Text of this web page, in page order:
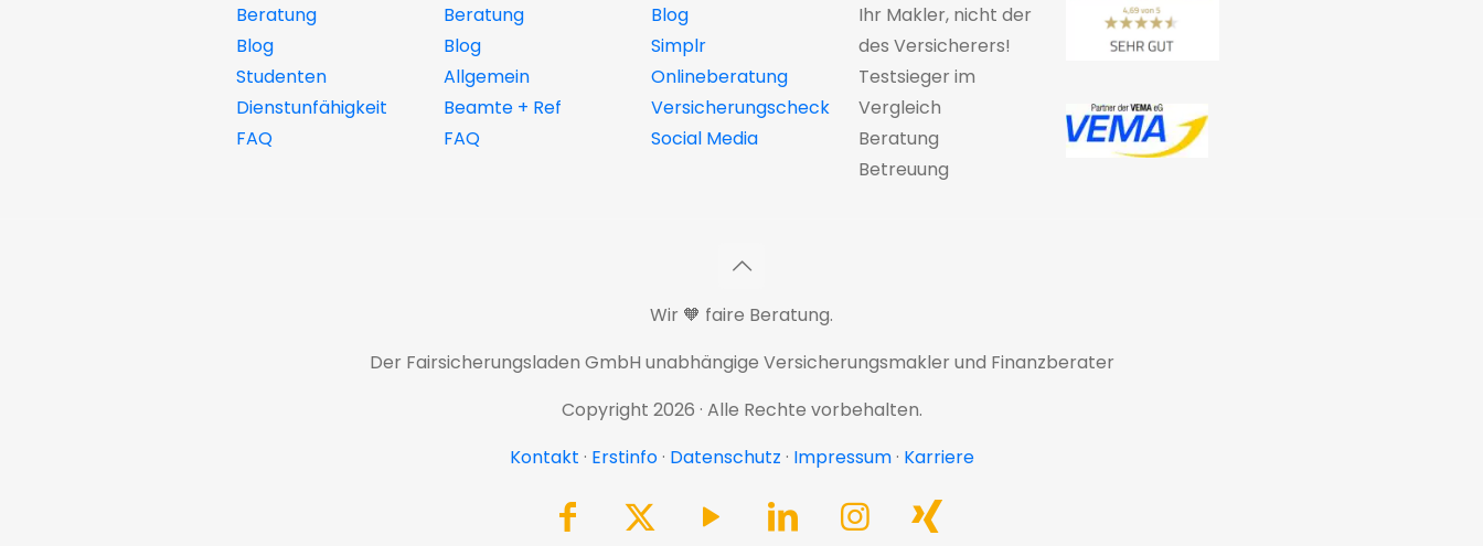
Beratung
Blog
Studenten
Dienstunfähigkeit
FAQ
Beratung
Blog
Allgemein
Beamte + Ref
FAQ
Blog
Simplr
Onlineberatung
Versicherungscheck
Social Media
Ihr Makler, nicht der
des Versicherers!
Testsieger im
Vergleich
Beratung
Betreuung
Wir 🧡 faire Beratung.
Der Fairsicherungsladen GmbH unabhängige Versicherungsmakler und Finanzberater
Copyright 2026 · Alle Rechte vorbehalten.
Kontakt · Erstinfo· Datenschutz · Impressum· Karriere